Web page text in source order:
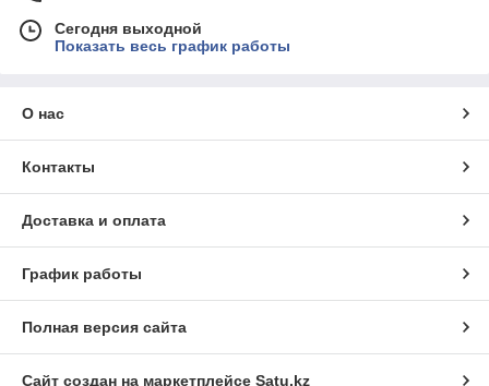
Сегодня выходной
Показать весь график работы
О нас
Контакты
Доставка и оплата
График работы
Полная версия сайта
Сайт создан на маркетплейсе Satu.kz